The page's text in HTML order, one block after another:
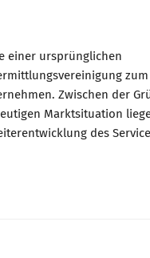
einer ursprünglichen
Zwischen der
Marktsituation
des